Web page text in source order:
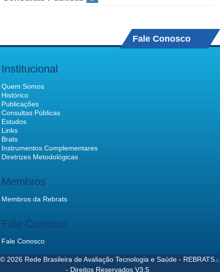
Fale Conosco
Institucional
Quem Somos
Histórico
Publicações
Consultas Públicas
Estudos
Links
Brats
Instrumentos Complementares
Diretrizes Metodológicas
Membros
Membros da Rebrats
Fale Conosco
Fale Conosco
© 2026 Rede Brasileira de Avaliação Tecnologia e Saúde - REBRATS
- Direitos Reservados V3.5